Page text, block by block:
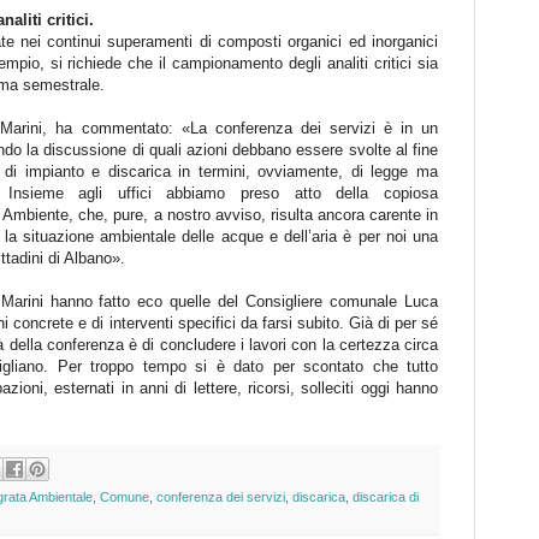
critici.
nei continui superamenti di composti organici ed inorganici
si richiede che il campionamento degli analiti critici sia
semestrale.
ha commentato: «La conferenza dei servizi è in un
la discussione di quali azioni debbano essere svolte al fine
di impianto e discarica in termini, ovviamente, di legge ma
Insieme agli uffici abbiamo preso atto della copiosa
che, pure, a nostro avviso, risulta ancora carente in
situazione ambientale delle acque e dell’aria è per noi una
di Albano».
hanno fatto eco quelle del Consigliere comunale Luca
concrete e di interventi specifici da farsi subito. Già di per sé
della conferenza è di concludere i lavori con la certezza circa
Per troppo tempo si è dato per scontato che tutto
esternati in anni di lettere, ricorsi, solleciti oggi hanno
Ambientale Comune conferenza dei servizi discarica discarica di